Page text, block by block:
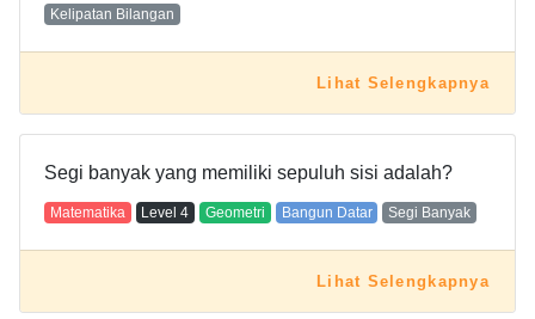
Kelipatan Bilangan
Lihat Selengkapnya
Segi banyak yang memiliki sepuluh sisi adalah?
Matematika Level 4 Geometri Bangun Datar Segi Banyak
Lihat Selengkapnya